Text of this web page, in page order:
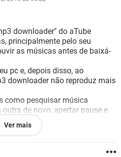
GMAIL
FACEBOOK
EXCEL
GMAIL
downloader" do aTube
principalmente pelo seu
as músicas antes de baixá-
pc e, depois disso, ao
downloader não reproduz mais
como pesquisar música
de novo, apertar pause e
o programa... Nada funciona.
em pesquisa na internet,
ajudar.
Ver mais